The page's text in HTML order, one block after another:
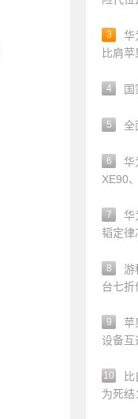
3
华
比肩
4
5 全
6
华
XE90
7
华
韬定律
8
游
台七折
9
苹
设备互
10
为死结